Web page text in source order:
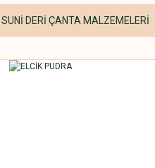
SUNİ DERİ ÇANTA MALZEMELERİ